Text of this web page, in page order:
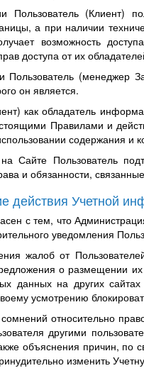
Пользователь (Клиент)
а при наличии
возможность
доступа от их
Пользователь (менеджер
он является.
как обладатель
Правилами и
содержания и
Сайте Пользователь
и обязанности,
действия Учетной
с тем, что
уведомления
жалоб от
о размещении
данных на других
усмотрению
относительно
другими
объяснения причин, по
изменить